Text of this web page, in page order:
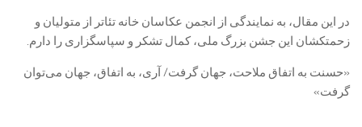
در این مقال، به نمایندگی از انجمن عکاسان خانه تئاتر از متولیان و
زحمتکشان این جشن بزرگ ملی، کمال تشکر و سپاسگزاری را دارم.
«حسنت به اتفاق ملاحت، جهان گرفت/ آری، به اتفاق، جهان می‌توان
گرفت»